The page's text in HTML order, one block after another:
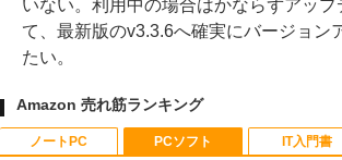
いない。利用中の場合はかならずアップ
て、最新版のv3.3.6へ確実にバージョン
たい。
Amazon 売れ筋ランキング
ノートPC PCソフト IT入門書